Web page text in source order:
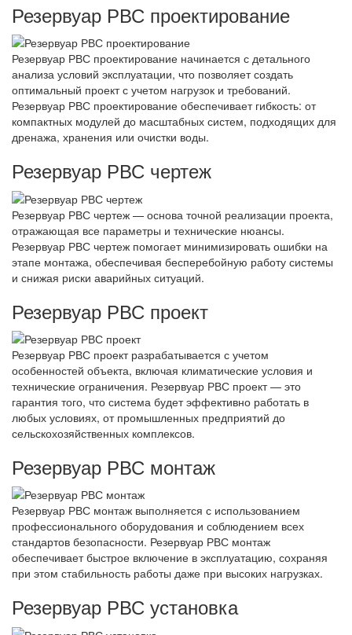
Резервуар РВС проектирование
Резервуар РВС проектирование начинается с детального
анализа условий эксплуатации, что позволяет создать
оптимальный проект с учетом нагрузок и требований.
Резервуар РВС проектирование обеспечивает гибкость: от
компактных модулей до масштабных систем, подходящих для
дренажа, хранения или очистки воды.
Резервуар РВС чертеж
Резервуар РВС чертеж — основа точной реализации проекта,
отражающая все параметры и технические нюансы.
Резервуар РВС чертеж помогает минимизировать ошибки на
этапе монтажа, обеспечивая бесперебойную работу системы
и снижая риски аварийных ситуаций.
Резервуар РВС проект
Резервуар РВС проект разрабатывается с учетом
особенностей объекта, включая климатические условия и
технические ограничения. Резервуар РВС проект — это
гарантия того, что система будет эффективно работать в
любых условиях, от промышленных предприятий до
сельскохозяйственных комплексов.
Резервуар РВС монтаж
Резервуар РВС монтаж выполняется с использованием
профессионального оборудования и соблюдением всех
стандартов безопасности. Резервуар РВС монтаж
обеспечивает быстрое включение в эксплуатацию, сохраняя
при этом стабильность работы даже при высоких нагрузках.
Резервуар РВС установка